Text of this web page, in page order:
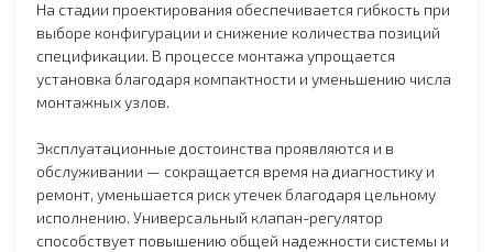
На стадии проектирования обеспечивается гибкость при
выборе конфигурации и снижение количества позиций
спецификации. В процессе монтажа упрощается
установка благодаря компактности и уменьшению числа
монтажных узлов.
Эксплуатационные достоинства проявляются и в
обслуживании — сокращается время на диагностику и
ремонт, уменьшается риск утечек благодаря цельному
исполнению. Универсальный клапан-регулятор
способствует повышению общей надежности системы и